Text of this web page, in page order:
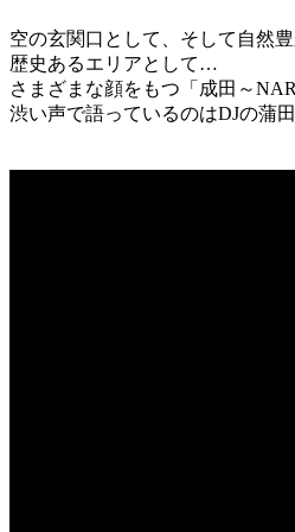
空の玄関口として、そして自然豊
歴史あるエリアとして…
さまざまな顔をもつ「成田～
渋い声で語っているのはDJの蒲